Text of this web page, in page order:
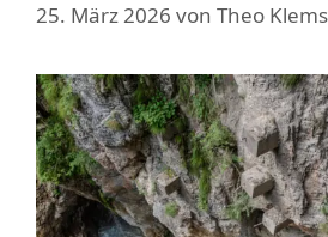
25. März 2026 von Theo Klems